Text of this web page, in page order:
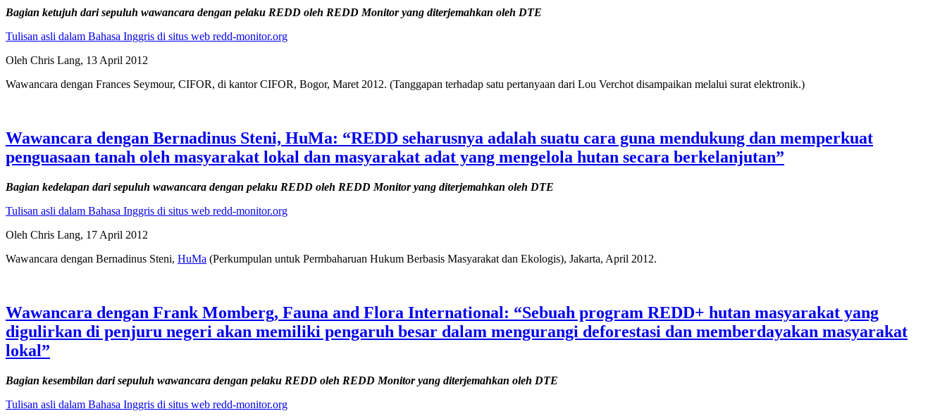
Bagian ketujuh dari sepuluh wawancara dengan pelaku REDD oleh REDD Monitor yang diterjemahkan oleh DTE
Tulisan asli dalam Bahasa Inggris di situs web redd-monitor.org
Oleh Chris Lang, 13 April 2012
Wawancara dengan Frances Seymour, CIFOR, di kantor CIFOR, Bogor, Maret 2012. (Tanggapan terhadap satu pertanyaan dari Lou Verchot disampaikan melalui surat elektronik.)
Wawancara dengan Bernadinus Steni, HuMa: “REDD seharusnya adalah suatu cara guna mendukung dan memperkuat
penguasaan tanah oleh masyarakat lokal dan masyarakat adat yang mengelola hutan secara berkelanjutan”
Bagian kedelapan dari sepuluh wawancara dengan pelaku REDD oleh REDD Monitor yang diterjemahkan oleh DTE
Tulisan asli dalam Bahasa Inggris di situs web redd-monitor.org
Oleh Chris Lang, 17 April 2012
Wawancara dengan Bernadinus Steni, HuMa (Perkumpulan untuk Permbaharuan Hukum Berbasis Masyarakat dan Ekologis), Jakarta, April 2012.
Wawancara dengan Frank Momberg, Fauna and Flora International: “Sebuah program REDD+ hutan masyarakat yang
digulirkan di penjuru negeri akan memiliki pengaruh besar dalam mengurangi deforestasi dan memberdayakan masyarakat
lokal”
Bagian kesembilan dari sepuluh wawancara dengan pelaku REDD oleh REDD Monitor yang diterjemahkan oleh DTE
Tulisan asli dalam Bahasa Inggris di situs web redd-monitor.org